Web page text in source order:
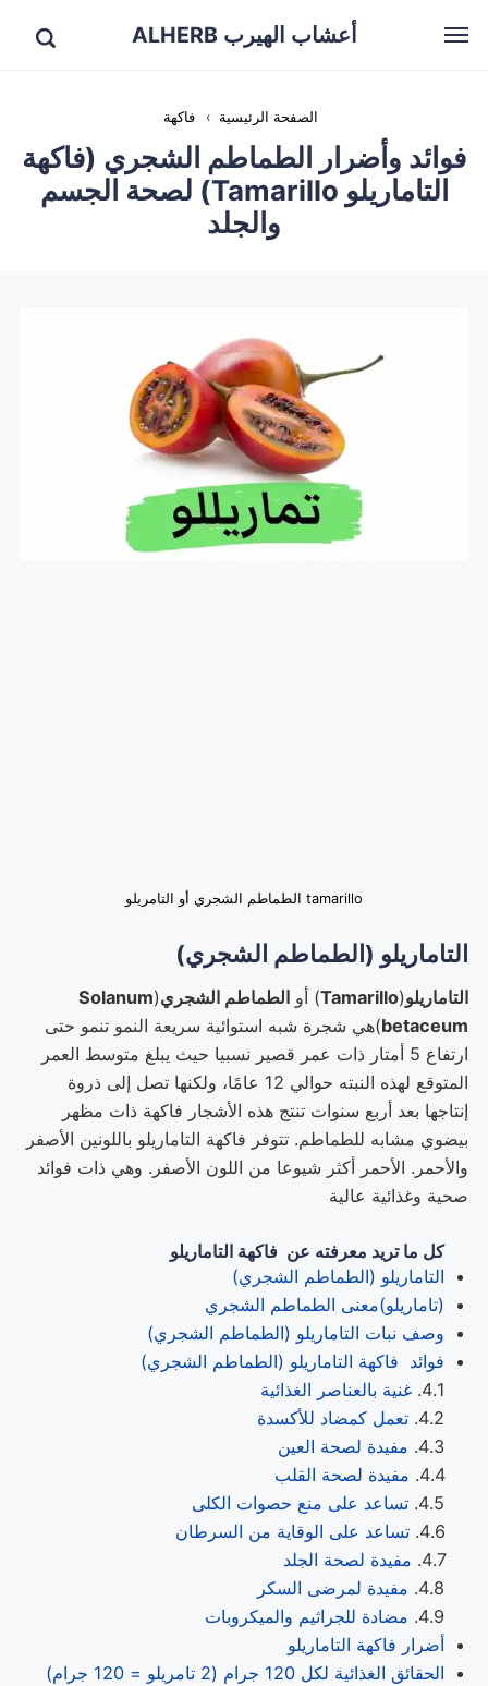
أعشاب الهيرب ALHERB
الصفحة الرئيسية › فاكهة
فوائد وأضرار الطماطم الشجري (فاكهة
التاماريلو Tamarillo) لصحة الجسم
والجلد
tamarillo الطماطم الشجري أو التامريلو
التاماريلو (الطماطم الشجري)
التاماريلو(
Tamarillo) أو الطماطم الشجري(
Solanum
betaceum)هي شجرة شبه استوائية سريعة النمو تنمو حتى
ارتفاع 5 أمتار ذات عمر قصير نسبيا حيث يبلغ متوسط العمر
المتوقع لهذه النبته حوالي 12 عامًا، ولكنها تصل إلى ذروة
إنتاجها بعد أربع سنوات تنتج هذه الأشجار فاكهة ذات مظهر
بيضوي مشابه للطماطم. تتوفر فاكهة التاماريلو باللونين الأصفر
والأحمر. الأحمر أكثر شيوعا من اللون الأصفر. وهي ذات فوائد
صحية وغذائية عالية
كل ما تريد معرفته عن فاكهة التاماريلو
التاماريلو (الطماطم الشجري)
(تاماريلو)معنى الطماطم الشجري
وصف نبات التاماريلو (الطماطم الشجري)
فوائد فاكهة التاماريلو (الطماطم الشجري)
غنية بالعناصر الغذائية
تعمل كمضاد للأكسدة
مفيدة لصحة العين
مفيدة لصحة القلب
تساعد على منع حصوات الكلى
تساعد على الوقاية من السرطان
مفيدة لصحة الجلد
مفيدة لمرضى السكر
مضادة للجراثيم والميكروبات
أضرار فاكهة التاماريلو
الحقائق الغذائية لكل 120 جرام (2 تامريلو = 120 جرام)